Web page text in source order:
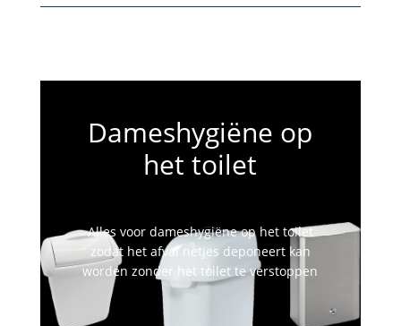
Dameshygiëne op
het toilet
Alles voor dameshygiëne op het toilet
zodat het afval netjes deponeert kan
worden zonder het toilet te verstoppen